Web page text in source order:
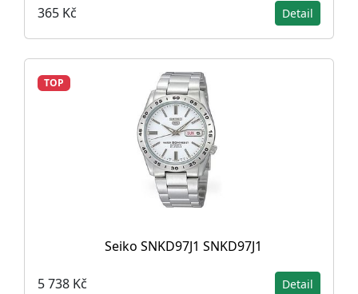
365 Kč Detail
TOP
Seiko SNKD97J1 SNKD97J1
5 738 Kč Detail